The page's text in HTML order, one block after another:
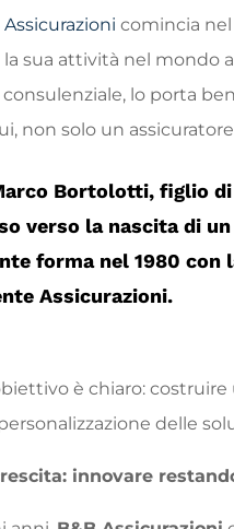
comincia nel
la sua attività nel mondo
lo porta
non solo un
Bortolotti, figlio di
verso la nascita di
forma nel 1980 con
Assicurazioni.
è chiaro:
delle
innovare